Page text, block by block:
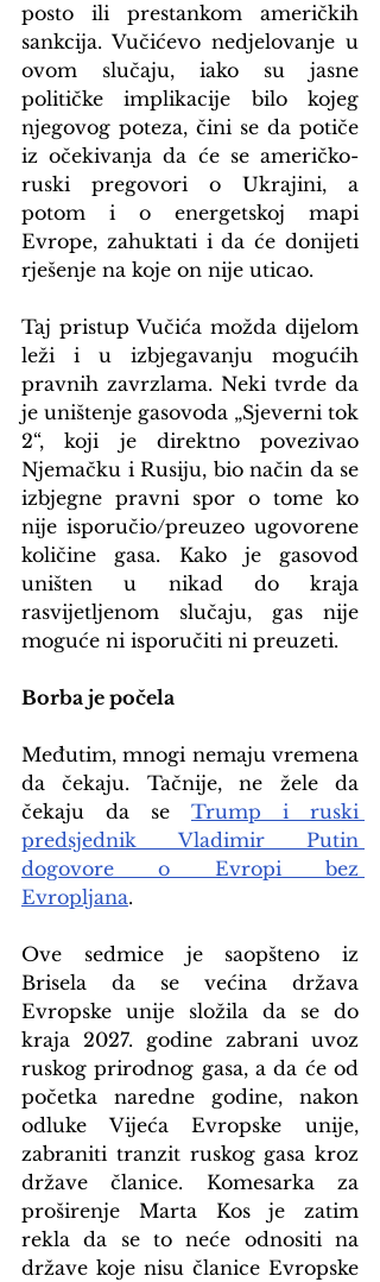
posto ili prestankom američkih
sankcija. Vučićevo nedjelovanje u
ovom slučaju, iako su jasne
političke implikacije bilo kojeg
njegovog poteza, čini se da potiče
iz očekivanja da će se američko-
ruski pregovori o Ukrajini, a
potom i o energetskoj mapi
Evrope, zahuktati i da će donijeti
rješenje na koje on nije uticao.
Taj pristup Vučića možda dijelom
leži i u izbjegavanju mogućih
pravnih zavrzlama. Neki tvrde da
je uništenje gasovoda „Sjeverni tok
2“, koji je direktno povezivao
Njemačku i Rusiju, bio način da se
izbjegne pravni spor o tome ko
nije isporučio/preuzeo ugovorene
količine gasa. Kako je gasovod
uništen u nikad do kraja
rasvijetljenom slučaju, gas nije
moguće ni isporučiti ni preuzeti.
Borba je počela
Međutim, mnogi nemaju vremena
da čekaju. Tačnije, ne žele da
čekaju da se Trump i ruski
predsjednik Vladimir Putin
dogovore o Evropi bez
Evropljana.
Ove sedmice je saopšteno iz
Brisela da se većina država
Evropske unije složila da se do
kraja 2027. godine zabrani uvoz
ruskog prirodnog gasa, a da će od
početka naredne godine, nakon
odluke Vijeća Evropske unije,
zabraniti tranzit ruskog gasa kroz
države članice. Komesarka za
proširenje Marta Kos je zatim
rekla da se to neće odnositi na
države koje nisu članice Evropske